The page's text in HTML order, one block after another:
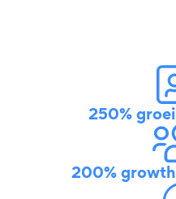
250% groei
200% growth